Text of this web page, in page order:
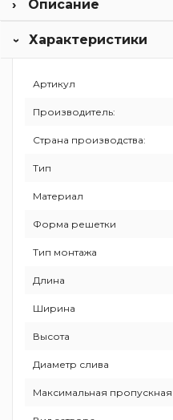
Описание
России оборудование и
Краснодаре, поэтому
по стране.
Характеристики
Артикул
Производитель:
Страна производства:
Тип
Материал
Форма решетки
Тип монтажа
Длина
Ширина
Высота
Диаметр слива
Максимальная